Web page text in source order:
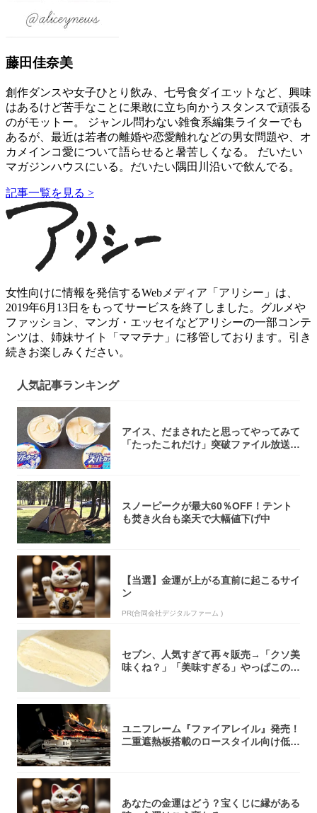
藤田佳奈美
創作ダンスや女子ひとり飲み、七号食ダイエットなど、興味
はあるけど苦手なことに果敢に立ち向かうスタンスで頑張る
のがモットー。 ジャンル問わない雑食系編集ライターでも
あるが、最近は若者の離婚や恋愛離れなどの男女問題や、オ
カメインコ愛について語らせると暑苦しくなる。 だいたい
マガジンハウスにいる。だいたい隅田川沿いで飲んでる。
記事一覧を見る >
女性向けに情報を発信するWebメディア「アリシー」は、
2019年6月13日をもってサービスを終了しました。グルメや
ファッション、マンガ・エッセイなどアリシーの一部コンテ
ンツは、姉妹サイト「ママテナ」に移管しております。引き
続きお楽しみください。
人気記事ランキング
アイス、だまされたと思ってやってみて
「たったこれだけ」突破ファイル放送で
スノーピークが最大60％OFF！テント
も焚き火台も楽天で大幅値下げ中
【当選】金運が上がる直前に起こるサイ
ン
PR(合同会社デジタルファーム )
セブン、人気すぎて再々販売→「クソ美
味くね？」「美味すぎる」やっぱこのク
ユニフレーム『ファイアレイル』発売！
二重遮熱板搭載のロースタイル向け低型
あなたの金運はどう？宝くじに縁がある